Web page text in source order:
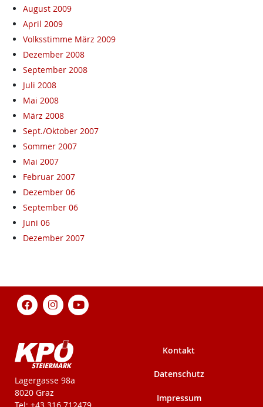
August 2009
April 2009
Volksstimme März 2009
Dezember 2008
September 2008
Juli 2008
Mai 2008
März 2008
Sept./Oktober 2007
Sommer 2007
Mai 2007
Februar 2007
Dezember 06
September 06
Juni 06
Dezember 2007
KPÖ-Steiermark
Lagergasse 98a
8020 Graz
Kontakt
Datenschutz
Impressum